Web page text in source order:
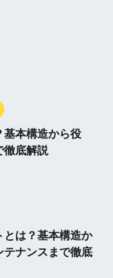
基本構造から役
徹底解説
とは？基本構造か
テナンスまで徹底